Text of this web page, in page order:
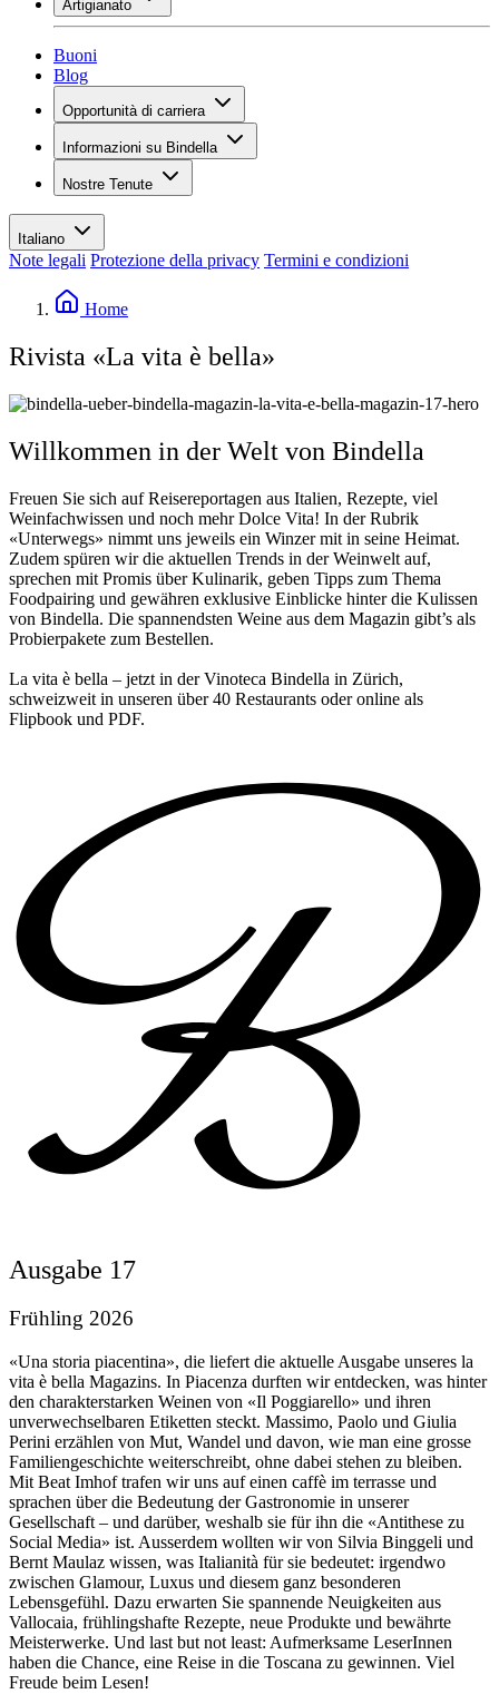
Assortimento
Conoscenza del vino
Artigianato
Panoramica
Buoni
Blog
Opportunità di carriera
Posti vacanti
I tuoi vantaggi
Valori
Informazioni su Bindella
Panoramica
Storia
Les Moby Dicks
Contatti
Sostenibilità
Nostre Tenute
Italiano
Note legali Protezione della privacy Termini e condizioni
Home
Rivista «La vita è bella»
Willkommen in der Welt von Bindella
Freuen Sie sich auf Reisereportagen aus Italien, Rezepte, viel
Weinfachwissen und noch mehr Dolce Vita! In der Rubrik
«Unterwegs» nimmt uns jeweils ein Winzer mit in seine Heimat.
Zudem spüren wir die aktuellen Trends in der Weinwelt auf,
sprechen mit Promis über Kulinarik, geben Tipps zum Thema
Foodpairing und gewähren exklusive Einblicke hinter die Kulissen
von Bindella. Die spannendsten Weine aus dem Magazin gibt’s als
Probierpakete zum Bestellen.
La vita è bella – jetzt in der Vinoteca Bindella in Zürich,
schweizweit in unseren über 40 Restaurants oder online als
Flipbook und PDF.
Ausgabe 17
Frühling 2026
«Una storia piacentina», die liefert die aktuelle Ausgabe unseres la
vita è bella Magazins. In Piacenza durften wir entdecken, was hinter
den charakterstarken Weinen von «Il Poggiarello» und ihren
unverwechselbaren Etiketten steckt. Massimo, Paolo und Giulia
Perini erzählen von Mut, Wandel und davon, wie man eine grosse
Familiengeschichte weiterschreibt, ohne dabei stehen zu bleiben.
Mit Beat Imhof trafen wir uns auf einen caffè im terrasse und
sprachen über die Bedeutung der Gastronomie in unserer
Gesellschaft – und darüber, weshalb sie für ihn die «Antithese zu
Social Media» ist. Ausserdem wollten wir von Silvia Binggeli und
Bernt Maulaz wissen, was Italianità für sie bedeutet: irgendwo
zwischen Glamour, Luxus und diesem ganz besonderen
Lebensgefühl. Dazu erwarten Sie spannende Neuigkeiten aus
Vallocaia, frühlingshafte Rezepte, neue Produkte und bewährte
Meisterwerke. Und last but not least: Aufmerksame LeserInnen
haben die Chance, eine Reise in die Toscana zu gewinnen. Viel
Freude beim Lesen!